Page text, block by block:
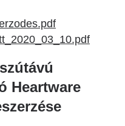
Heartware